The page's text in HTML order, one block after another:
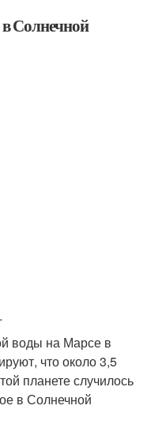
Солнечной
воды на Марсе в
что около 3,5
планете случилось
в Солнечной